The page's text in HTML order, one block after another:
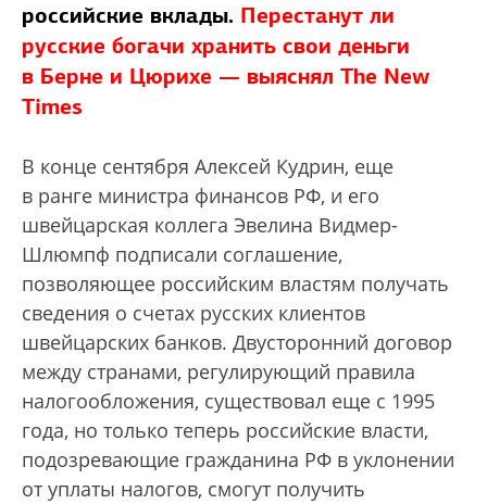
российские вклады. Перестанут ли
русские богачи хранить свои деньги
в Берне и Цюрихе — выяснял The New
Times
В конце сентября Алексей Кудрин, еще
в ранге министра финансов РФ, и его
швейцарская коллега Эвелина Видмер-
Шлюмпф подписали соглашение,
позволяющее российским властям получать
сведения о счетах русских клиентов
швейцарских банков. Двусторонний договор
между странами, регулирующий правила
налогообложения, существовал еще с 1995
года, но только теперь российские власти,
подозревающие гражданина РФ в уклонении
от уплаты налогов, смогут получить